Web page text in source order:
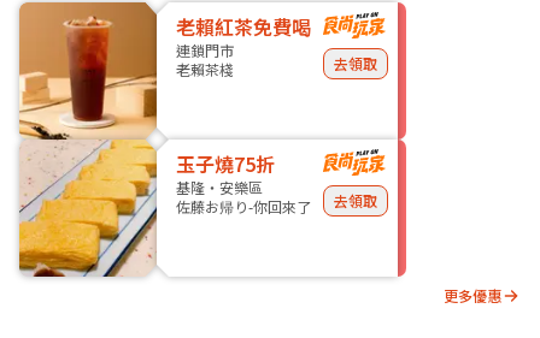
老賴紅茶免費喝
連鎖門市
老賴茶棧
去領取
玉子燒75折
基隆・安樂區
佐藤お帰り-你回來了
去領取
更多優惠